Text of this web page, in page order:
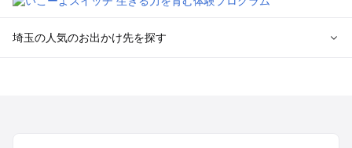
埼玉の人気のお出かけ先を探す